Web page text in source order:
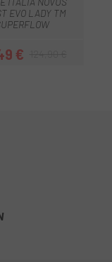
EVO LADY TM
Preis
€Regulärer Preis